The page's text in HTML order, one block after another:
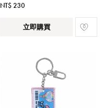
NT$ 230
立即購買